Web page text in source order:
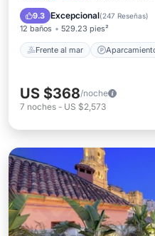
9.3 Excepcional(247 Reseñas)
12 baños 529.23 pies²
Frente al mar
Vista al mar
US $368/noche
7 noches - US $2,573